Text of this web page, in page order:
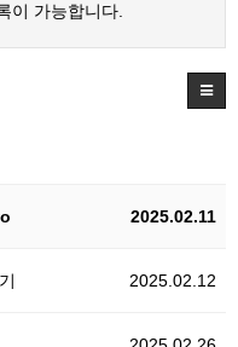
이 가능합니다.
2025.02.11
2025.02.12